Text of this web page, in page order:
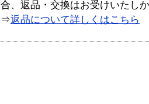
合、返品・交換はお受けいたし
⇒返品について詳しくはこちら